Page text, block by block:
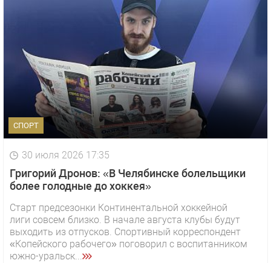
СПОРТ
30 июля 2026 17:35
Григорий Дронов: «В Челябинске болельщики
более голодные до хоккея»
Старт предсезонки Континентальной хоккейной
лиги совсем близко. В начале августа клубы будут
выходить из отпусков. Спортивный корреспондент
«Копейского рабочего» поговорил с воспитанником
южно-уральск...